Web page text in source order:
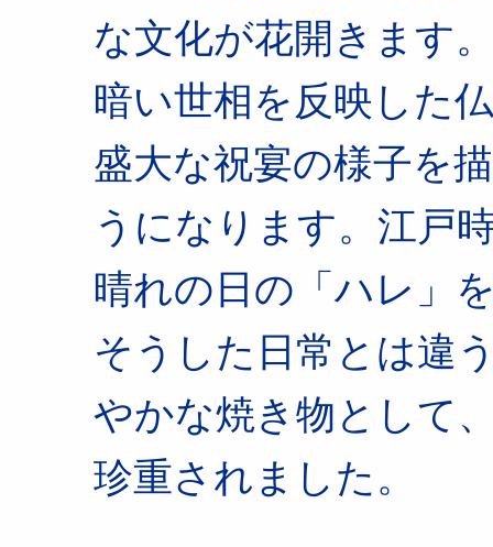
な文化が花開きます
暗い世相を反映した
盛大な祝宴の様子を
うになります。江戸
晴れの日の「ハレ」
そうした日常とは違
やかな焼き物として
珍重されました。